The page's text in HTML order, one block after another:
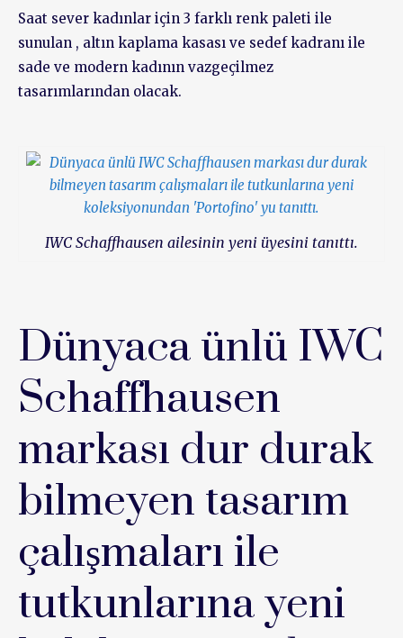
Saat sever kadınlar için 3 farklı renk paleti ile
sunulan , altın kaplama kasası ve sedef kadranı ile
sade ve modern kadının vazgeçilmez
tasarımlarından olacak.
IWC Schaffhausen ailesinin yeni üyesini tanıttı.
Dünyaca ünlü IWC
Schaffhausen
markası dur durak
bilmeyen tasarım
çalışmaları ile
tutkunlarına yeni